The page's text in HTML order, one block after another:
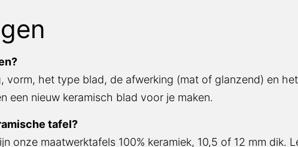
het type blad, de afwerking (mat of glanzend) en het
nieuw keramisch blad voor je maken.
tafel?
maatwerktafels 100% keramiek, 10,5 of 12 mm dik.